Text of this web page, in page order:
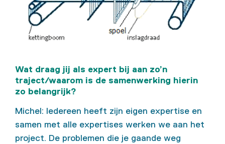
Wat draag jij als expert bij aan zo’n
traject/waarom is de samenwerking hierin
zo belangrijk?
Michel: Iedereen heeft zijn eigen expertise en
samen met alle expertises werken we aan het
project. De problemen die je gaande weg